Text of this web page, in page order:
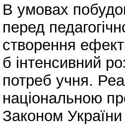
В умовах
перед
створення
б інтенсивний
потреб учня.
національною
Законом